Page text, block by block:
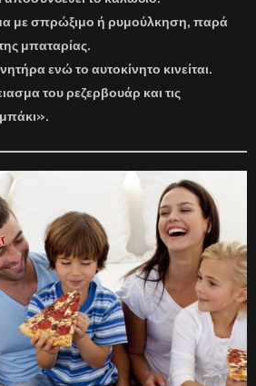
με σπρώξιμο ή ρυμούλκηση, παρά
μπαταρίας.
ενώ το αυτοκίνητο κινείται.
του ρεζερβουάρ και τις